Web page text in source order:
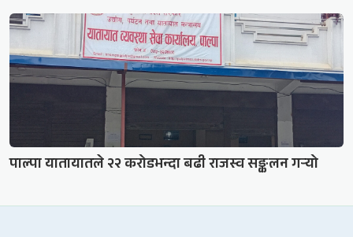
पाल्पा यातायातले २२ करोडभन्दा बढी राजस्व सङ्कलन गर्‍यो